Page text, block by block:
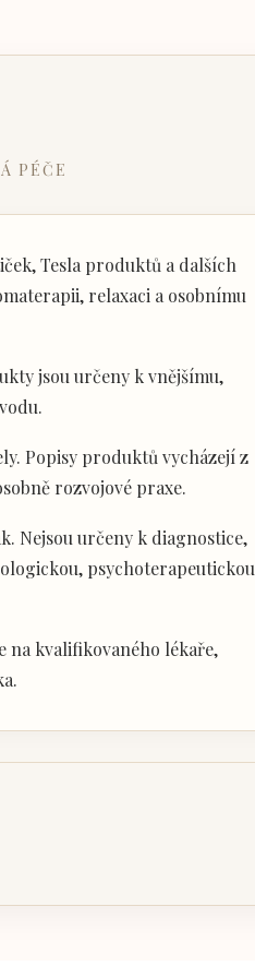
PÉČE
Tesla produktů a dalších
relaxaci a osobnímu
jsou určeny k vnějšímu,
Popisy produktů vycházejí z
rozvojové praxe.
Nejsou určeny k diagnostice,
psychoterapeutickou
na kvalifikovaného lékaře,